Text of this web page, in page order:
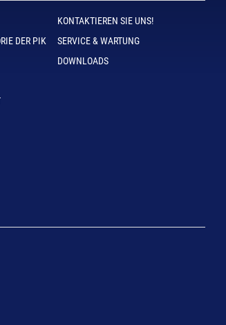
DER PIK
KONTAKTIEREN SIE UNS!
SERVICE & WARTUNG
DOWNLOADS